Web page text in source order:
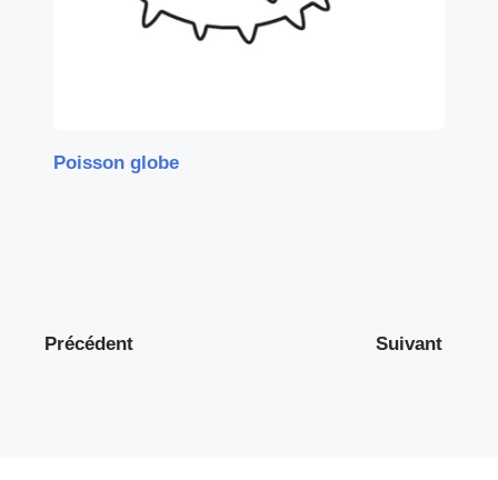
Poisson globe
Précédent Suivant